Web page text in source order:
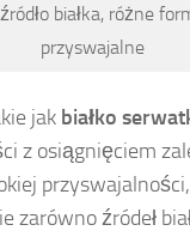
białka, różne
przyswajalne
jak białko
z osiągnięciem
zarówno źródeł